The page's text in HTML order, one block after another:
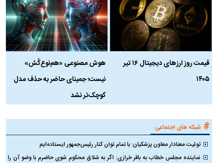
قیمت روز ارز‌های دیجیتال ۱۶ تیر
۱۴۰۵
هوش مصنوعی «هم‌نوع‌کُش»
نیست؛ جمینای حاضر به حذف مدل
کوچک‌تر نشد
# شبکه های اجتماعی
توئیت معنادار معاون پزشکیان: با تمام توان کنار رئیس‌جمهور ایستاده‌ایم
نماینده مجلس خطاب به باقر خرازی: اگر به شلاق محکوم شوی حاضرم با وضو آن را